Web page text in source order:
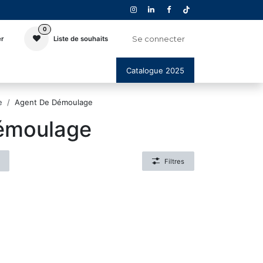
0
Liste de souhaits Se connecter
Catalogue 2025
Agent De Démoulage
Filtres